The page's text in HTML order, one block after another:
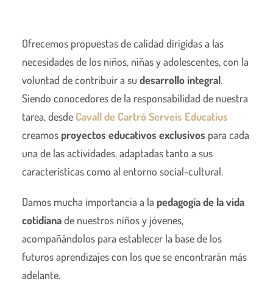
Ofrecemos propuestas de calidad dirigidas a las
necesidades de los niños, niñas y adolescentes, con la
voluntad de contribuir a su desarrollo integral.
Siendo conocedores de la responsabilidad de nuestra
tarea, desde Cavall de Cartró Serveis Educatius
creamos proyectos educativos exclusivos para cada
una de las actividades, adaptadas tanto a sus
características como al entorno social-cultural.
Damos mucha importancia a la pedagogía de la vida
cotidianade nuestros niños y jóvenes,
acompañándolos para establecer la base de los
futuros aprendizajes con los que se encontrarán más
adelante.